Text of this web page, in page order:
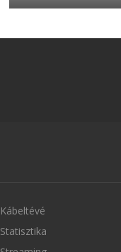
Kábeltévé
Statisztika